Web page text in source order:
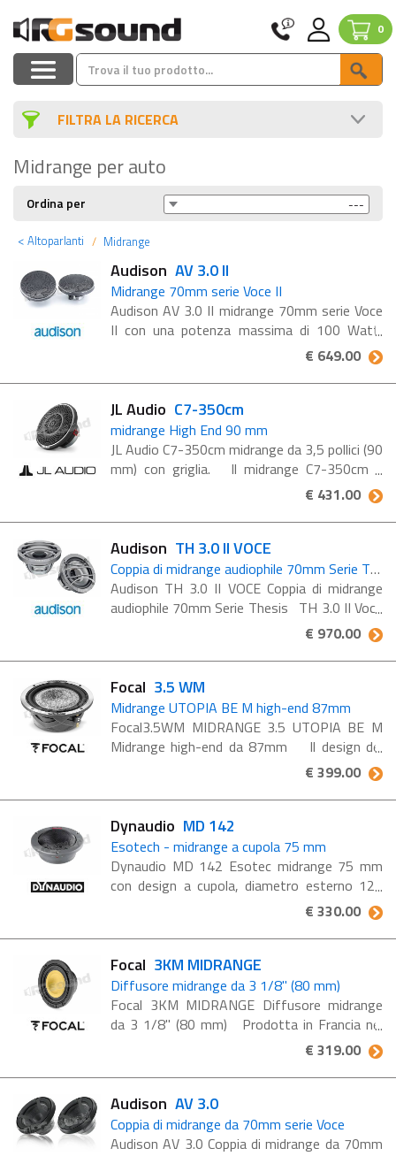
0
FILTRA LA RICERCA
Midrange per auto
Ordina per
< Altoparlanti Midrange
Audison AV 3.0 II
Midrange 70mm serie Voce II
Audison AV 3.0 II midrange 70mm serie Voce
II con una potenza massima di 100 Watt,
impedenza 4 ohm Il diffusore midrange
Audison VOCE II AV 3.0 II è stato realizzato
con cura per offrire ...
€ 649.00
JL Audio C7-350cm
midrange High End 90 mm
JL Audio C7-350cm midrange da 3,5 pollici (90
mm) con griglia. Il midrange C7-350cm è
progettato per funzionare in un sistema a 3
vie, con woofer e tweeter. Concepito e
costruito appositamente ...
€ 431.00
Audison TH 3.0 II VOCE
Coppia di midrange audiophile 70mm Serie Thesis
Audison TH 3.0 II VOCE Coppia di midrange
audiophile 70mm Serie Thesis TH 3.0 II Voce
è un midrange puro specializzato nella
riproduzione della gamma 250 / 3,5k Hz. Si
integra ...
€ 970.00
Focal 3.5 WM
Midrange UTOPIA BE M high-end 87mm
Focal3.5WM MIDRANGE 3.5 UTOPIA BE M
Midrange high-end da 87mm Il design dei
midrange ultracompatti Focal 3.5WM è stato
reso possibile grazie all'utilizzo esclusivo del
...
€ 399.00
Dynaudio MD 142
Esotech - midrange a cupola 75 mm
Dynaudio MD 142 Esotec midrange 75 mm
con design a cupola, diametro esterno 121
mm, impedenza 8 Ohm Trasduttore per
medie frequenze di dimensioni compatte (75
mm), progettato per sistemi ad ...
€ 330.00
Focal 3KM MIDRANGE
Diffusore midrange da 3 1/8" (80 mm)
Focal 3KM MIDRANGE Diffusore midrange
da 3 1/8" (80 mm) Prodotta in Francia nei
laboratori Focal, la linea di altoparlanti K2
Power M è composta da midrange (3 KM),
woofer (6.5 ...
€ 319.00
Audison AV 3.0
Coppia di midrange da 70mm serie Voce
Audison AV 3.0 Coppia di midrange da 70mm